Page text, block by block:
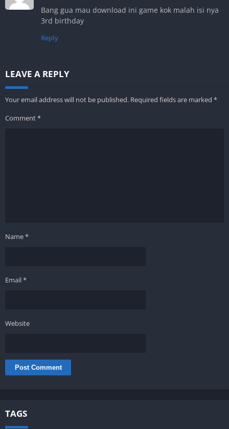
Bang gua mau download ini game kok malah isi nya
3rd birthday
Reply
LEAVE A REPLY
Your email address will not be published. Required fields are marked *
Comment*
Name*
Email*
Website
TAGS